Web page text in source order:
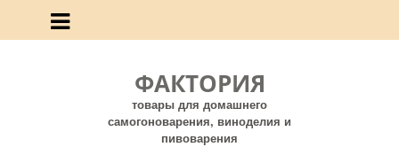
ФАКТОРИЯ
товары для домашнего
самогоноварения, виноделия и
пивоварения